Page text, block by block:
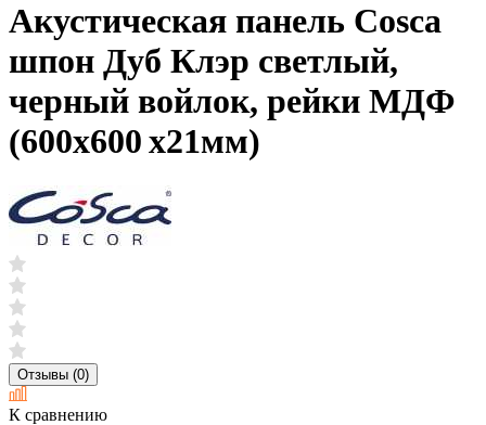
Акустическая панель Cosca
шпон Дуб Клэр светлый,
черный войлок, рейки МДФ
(600х600 х21мм)
Отзывы (0)
К сравнению